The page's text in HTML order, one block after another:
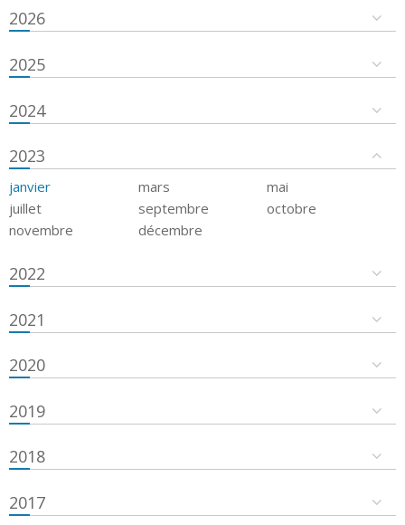
2026
2025
2024
2023
janvier mars
mai
juillet
septembre
octobre
novembre
décembre
2022
2021
2020
2019
2018
2017